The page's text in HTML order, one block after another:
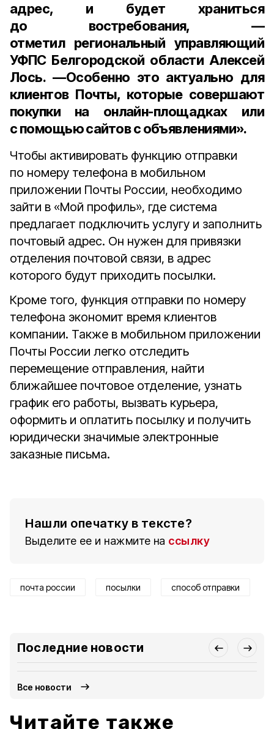
адрес, и будет храниться
до востребования, —
отметил региональный управляющий
УФПС Белгородской области Алексей
Лось. —Особенно это актуально для
клиентов Почты, которые совершают
покупки на онлайн-площадках или
с помощью сайтов с объявлениями».
Чтобы активировать функцию отправки
по номеру телефона в мобильном
приложении Почты России, необходимо
зайти в «Мой профиль», где система
предлагает подключить услугу и заполнить
почтовый адрес. Он нужен для привязки
отделения почтовой связи, в адрес
которого будут приходить посылки.
Кроме того, функция отправки по номеру
телефона экономит время клиентов
компании. Также в мобильном приложении
Почты России легко отследить
перемещение отправления, найти
ближайшее почтовое отделение, узнать
график его работы, вызвать курьера,
оформить и оплатить посылку и получить
юридически значимые электронные
заказные письма.
Нашли опечатку в тексте?
Выделите ее и нажмите на ссылку
почта россии посылки способ отправки
Последние новости
Все новости
Читайте также